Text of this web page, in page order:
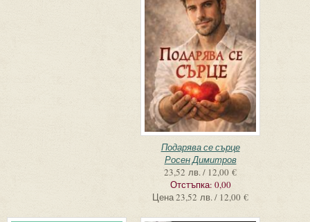
Подарява се сърце
Росен Димитров
23,52 лв. / 12,00 €
Отстъпка: 0,00
Цена23,52 лв. / 12,00 €